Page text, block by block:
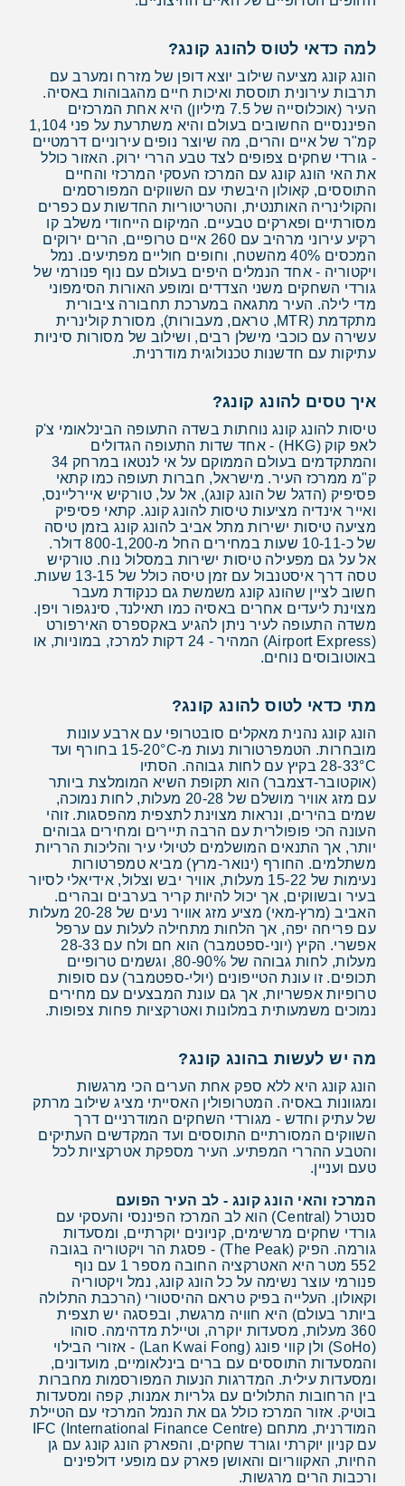
למה כדאי לטוס להונג קונג?
הונג קונג מציעה שילוב יוצא דופן של מזרח ומערב עם
תרבות עירונית תוססת ואיכות חיים מהגבוהות באסיה.
העיר (אוכלוסייה של 7.5 מיליון) היא אחת המרכזים
הפיננסיים החשובים בעולם והיא משתרעת על פני 1,104
קמ"ר של איים והרים, מה שיוצר נופים עירוניים דרמטיים
- גורדי שחקים צפופים לצד טבע הררי ירוק. האזור כולל
את האי הונג קונג עם המרכז העסקי המרכזי והחיים
התוססים, קאולון היבשתי עם השווקים המפורסמים
והקולינריה האותנטית, והטריטוריות החדשות עם כפרים
מסורתיים ופארקים טבעיים. המיקום הייחודי משלב קו
רקיע עירוני מרהיב עם 260 איים טרופיים, הרים ירוקים
המכסים 40% מהשטח, וחופים חוליים מפתיעים. נמל
ויקטוריה - אחד הנמלים היפים בעולם עם נוף פנורמי של
גורדי השחקים משני הצדדים ומופע האורות הסימפוני
מדי לילה. העיר מתגאה במערכת תחבורה ציבורית
מתקדמת (MTR, טראם, מעבורות), מסורת קולינרית
עשירה עם כוכבי מישלן רבים, ושילוב של מסורות סיניות
עתיקות עם חדשנות טכנולוגית מודרנית.
איך טסים להונג קונג?
טיסות להונג קונג נוחתות בשדה התעופה הבינלאומי צ'ק
לאפ קוק (HKG) - אחד שדות התעופה הגדולים
והמתקדמים בעולם הממוקם על אי לנטאו במרחק 34
ק"מ ממרכז העיר. מישראל, חברות תעופה כמו קתאי
פסיפיק (הדגל של הונג קונג), אל על, טורקיש איירליינס,
ואייר אינדיה מציעות טיסות להונג קונג. קתאי פסיפיק
מציעה טיסות ישירות מתל אביב להונג קונג בזמן טיסה
של כ-10-11 שעות במחירים החל מ-800-1,200 דולר.
אל על גם מפעילה טיסות ישירות במסלול נוח. טורקיש
טסה דרך איסטנבול עם זמן טיסה כולל של 13-15 שעות.
חשוב לציין שהונג קונג משמשת גם כנקודת מעבר
מצוינת ליעדים אחרים באסיה כמו תאילנד, סינגפור ויפן.
משדה התעופה לעיר ניתן להגיע באקספרס האירפורט
(Airport Express) המהיר - 24 דקות למרכז, במוניות, או
באוטובוסים נוחים.
מתי כדאי לטוס להונג קונג?
הונג קונג נהנית מאקלים סובטרופי עם ארבע עונות
מובחרות. הטמפרטורות נעות מ-15-20°C בחורף ועד
28-33°C בקיץ עם לחות גבוהה. הסתיו
(אוקטובר-דצמבר) הוא תקופת השיא המומלצת ביותר
עם מזג אוויר מושלם של 20-28 מעלות, לחות נמוכה,
שמים בהירים, ונראות מצוינת לתצפית מהפסגות. זוהי
העונה הכי פופולרית עם הרבה תיירים ומחירים גבוהים
יותר, אך התנאים המושלמים לטיולי עיר והליכות הרריות
משתלמים. החורף (ינואר-מרץ) מביא טמפרטורות
נעימות של 15-22 מעלות, אוויר יבש וצלול, אידיאלי לסיור
בעיר ובשווקים, אך יכול להיות קריר בערבים ובהרים.
האביב (מרץ-מאי) מציע מזג אוויר נעים של 20-28 מעלות
עם פריחה יפה, אך הלחות מתחילה לעלות עם ערפל
אפשרי. הקיץ (יוני-ספטמבר) הוא חם ולח עם 28-33
מעלות, לחות גבוהה של 80-90%, וגשמים טרופיים
תכופים. זו עונת הטייפונים (יולי-ספטמבר) עם סופות
טרופיות אפשריות, אך גם עונת המבצעים עם מחירים
נמוכים משמעותית במלונות ואטרקציות פחות צפופות.
מה יש לעשות בהונג קונג?
הונג קונג היא ללא ספק אחת הערים הכי מרגשות
ומגוונות באסיה. המטרופולין האסייתי מציג שילוב מרתק
של עתיק וחדש - מגורדי השחקים המודרניים דרך
השווקים המסורתיים התוססים ועד המקדשים העתיקים
והטבע ההררי המפתיע. העיר מספקת אטרקציות לכל
טעם ועניין.
המרכז והאי הונג קונג - לב העיר הפועם
סנטרל (Central) הוא לב המרכז הפיננסי והעסקי עם
גורדי שחקים מרשימים, קניונים יוקרתיים, ומסעדות
גורמה. הפיק (The Peak) - פסגת הר ויקטוריה בגובה
552 מטר היא האטרקציה החובה מספר 1 עם נוף
פנורמי עוצר נשימה על כל הונג קונג, נמל ויקטוריה
וקאולון. העלייה בפיק טראם ההיסטורי (הרכבת התלולה
ביותר בעולם) היא חוויה מרגשת, ובפסגה יש תצפית
360 מעלות, מסעדות יוקרה, וטיילת מדהימה. סוהו
(SoHo) ולן קווי פונג (Lan Kwai Fong) - אזורי הבילוי
והמסעדות התוססים עם ברים בינלאומיים, מועדונים,
ומסעדות עילית. המדרגות הנעות המפורסמות מחברות
בין הרחובות התלולים עם גלריות אמנות, קפה ומסעדות
בוטיק. אזור המרכז כולל גם את הנמל המרכזי עם הטיילת
המודרנית, מתחם IFC (International Finance Centre)
עם קניון יוקרתי וגורד שחקים, והפארק הונג קונג עם גן
החיות, האקווריום והאושן פארק עם מופעי דולפינים
ורכבות הרים מרגשות.